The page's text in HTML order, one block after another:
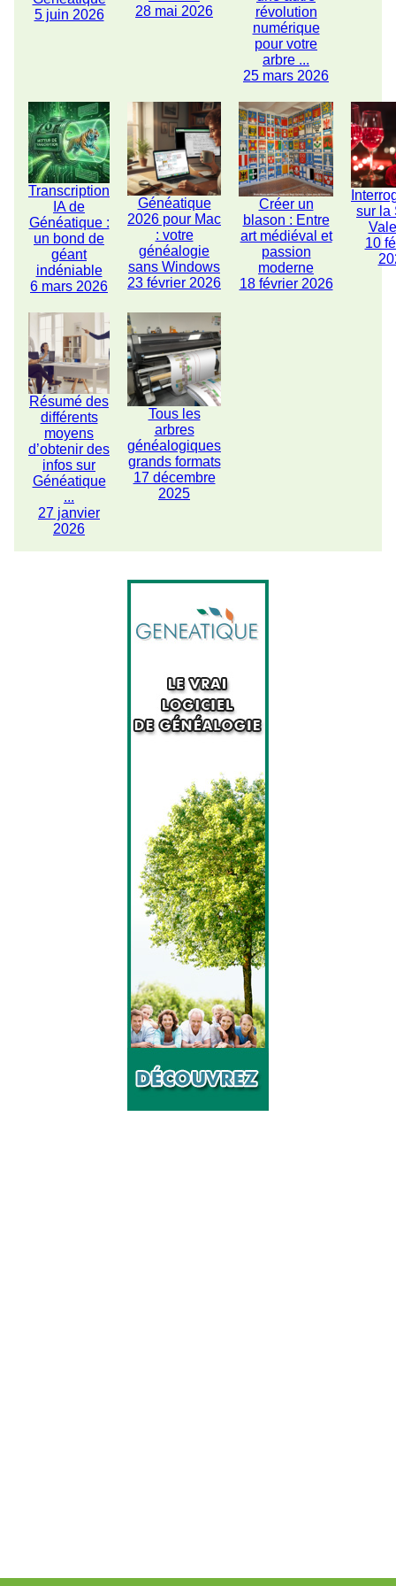
5 juin 2026
28 mai 2026
révolution
numérique
pour votre
arbre ...
25 mars 2026
Transcription
IA de
Généatique :
un bond de
géant
indéniable
6 mars 2026
Généatique
2026 pour Mac
: votre
généalogie
sans Windows
23 février 2026
Créer un
blason : Entre
art médiéval et
passion
moderne
18 février 2026
sur la
10
Résumé des
différents
moyens
d’obtenir des
infos sur
Généatique
...
27 janvier
2026
Tous les
arbres
généalogiques
grands formats
17 décembre
2025